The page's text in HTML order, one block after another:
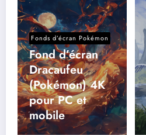
Fonds d’écran Pokémon
Fond d’écran
Dracaufeu
(Pokémon) 4K
pour PC et
mobile